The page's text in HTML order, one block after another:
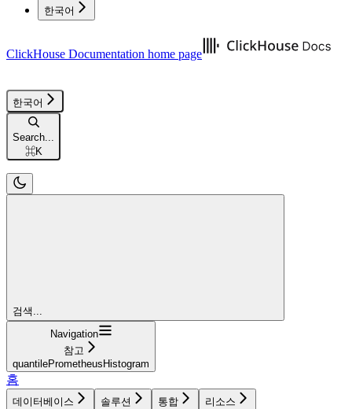
한국어
ClickHouse Documentation home page
한국어
Search...
⌘K
검색...
Navigation
참고
quantilePrometheusHistogram
홈
데이터베이스 솔루션 통합 리소스